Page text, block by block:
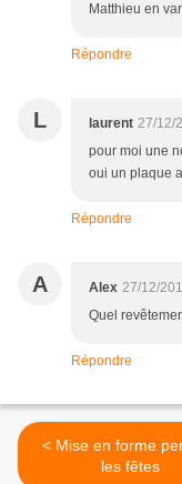
Matthieu en
Répondre
L laurent 27/12/
pour moi une
oui un plaque
Répondre
A Alex 27/12/
Quel
Répondre
< Mise en forme pendant
les fêtes